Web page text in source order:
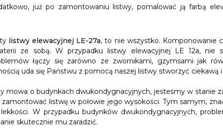
już po zamontowaniu listwy, pomalować ją farbą
listwy elewacyjnej LE-27a, to nie wszystko. Komponowanie
ze sobą. W przypadku listwy elewacyjnej LE 12a,
łączy się zarówno ze zwornikami, gzymsami jak
uda się Państwu z pomocą naszej listwy stworzyć ciekawą
mowa o budynkach dwukondygnacyjnych, jesteśmy w stanie
listwę w połowie jego wysokości. Tym samym,
W przypadku budynków dwukondygnacyjnych,
skutecznie mu zaradzić.